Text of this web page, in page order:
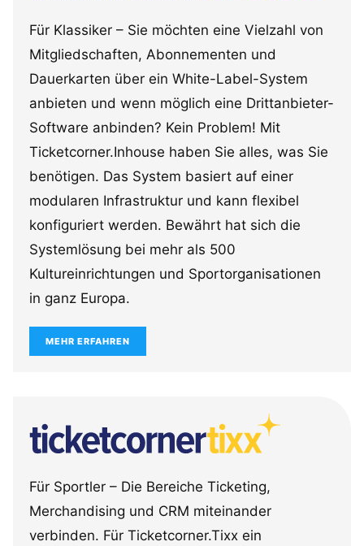
Für Klassiker – Sie möchten eine Vielzahl von
Mitgliedschaften, Abonnementen und
Dauerkarten über ein White-Label-System
anbieten und wenn möglich eine Drittanbieter-
Software anbinden? Kein Problem! Mit
Ticketcorner.Inhouse haben Sie alles, was Sie
benötigen. Das System basiert auf einer
modularen Infrastruktur und kann flexibel
konfiguriert werden. Bewährt hat sich die
Systemlösung bei mehr als 500
Kultureinrichtungen und Sportorganisationen
in ganz Europa.
MEHR ERFAHREN
Für Sportler – Die Bereiche Ticketing,
Merchandising und CRM miteinander
verbinden. Für Ticketcorner.Tixx ein